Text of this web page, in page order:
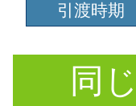
引渡時期
同